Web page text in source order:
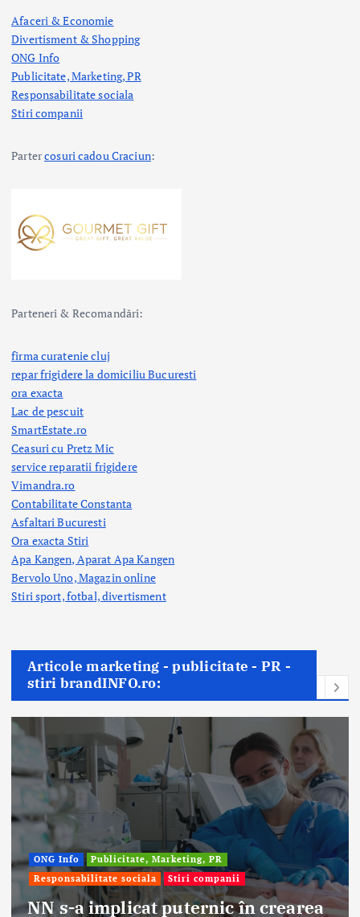
Afaceri & Economie
Divertisment & Shopping
ONG Info
Publicitate, Marketing, PR
Responsabilitate sociala
Stiri companii
Partercosuri cadou Craciun:
Parteneri & Recomandări:
firma curatenie cluj
repar frigidere la domiciliu Bucuresti
ora exacta
Lac de pescuit
SmartEstate.ro
Ceasuri cu Pretz Mic
service reparatii frigidere
Vimandra.ro
Contabilitate Constanta
Asfaltari Bucuresti
Ora exacta Stiri
Apa Kangen, Aparat Apa Kangen
Bervolo Uno, Magazin online
Stiri sport, fotbal,divertisment
Articole marketing - publicitate - PR -
stiri brandINFO.ro:
ONG Info
Publicitate, Marketing, PR
Responsabilitate sociala
Stiri companii
NN s-a implicat puternic în crearea